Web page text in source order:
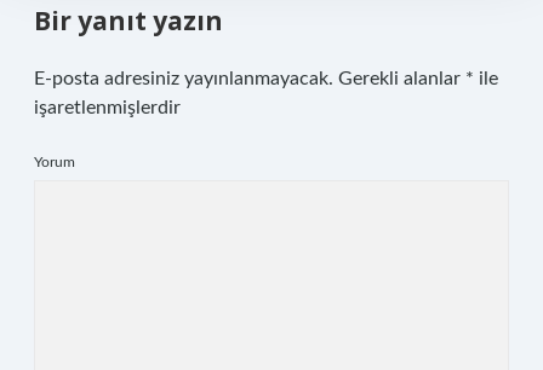
Bir yanıt yazın
E-posta adresiniz yayınlanmayacak. Gerekli alanlar * ile
işaretlenmişlerdir
Yorum